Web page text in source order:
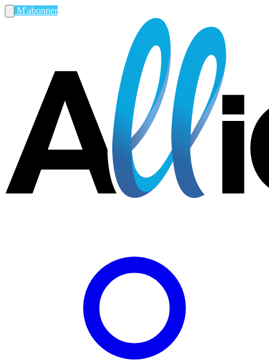
M'abonner